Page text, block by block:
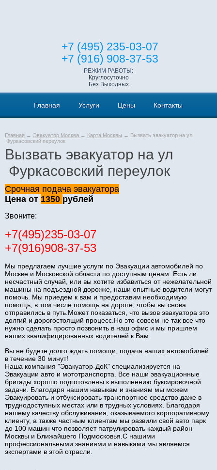
+7 (495) 235-03-07
+7 (916) 908-37-53
РЕЖИМ РАБОТЫ:
Круглосуточно
Без Выходных
Главная Услуги Цены Контакты
Главная → Эвакуатор Москва → Карта Москвы → Вызвать эвакуатор на ул
Фуркасовский переулок
Вызвать эвакуатор на ул
Фуркасовский переулок
Срочная подача эвакуатора
Цена от 1350 рублей
Звоните:
+7(495)235-03-07
+7(916)908-37-53
Мы предлагаем лучшие услуги по Эвакуации автомобилей по
Москве и Московской области по доступным ценам. Есть ли
несчастный случай, или вы хотите избавиться от нежелательной
машины на подъездной дорожке, наши опытные водители могут
помочь. Мы приедем к вам и предоставим необходимую
помощь, в том числе помощь на дороге, чтобы вы снова
отправились в путь.Может показаться, что вызов эвакуатора это
долгий и дорогостоящий процесс.Но это совсем не так все что
нужно сделать просто позвонить в наш офис и мы пришлем
наших квалифицированных водителей к Вам.
Вы не будете долго ждать помощи, подача наших автомобилей
в течение 30 минут!
Наша компания "Эвакуатор-ДоК" специализируется на
Эвакуации авто и мототранспорта. Все наши эвакуационные
бригады хорошо подготовлены к выполнению буксировочной
задачи. Благодаря нашим навыкам и знаниям мы можем
Эвакуировать и отбуксировать транспортное средство даже в
труднодоступных местах или в трудных условиях. Благодаря
нашему качеству обслуживания, оказываемого корпоративному
клиенту, а также частным клиентам мы развили свой авто парк
до 100 машин что позволяет патрулировать каждый район
Москвы и Ближайшего Подмосковья.С нашими
профессиональными знаниями и навыками мы являемся
экспертами в этой отрасли.